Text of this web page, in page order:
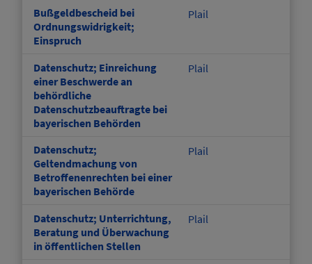
Bußgeldbescheid bei
Ordnungswidrigkeit;
Einspruch
Plail
Datenschutz; Einreichung
einer Beschwerde an
behördliche
Datenschutzbeauftragte bei
bayerischen Behörden
Plail
Datenschutz;
Geltendmachung von
Betroffenenrechten bei einer
bayerischen Behörde
Plail
Datenschutz; Unterrichtung,
Beratung und Überwachung
in öffentlichen Stellen
Plail